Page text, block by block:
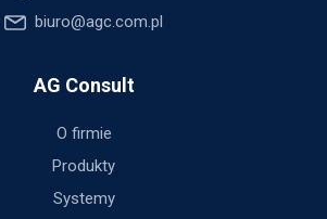
biuro@agc.com.pl
AG Consult
O firmie
Produkty
Systemy